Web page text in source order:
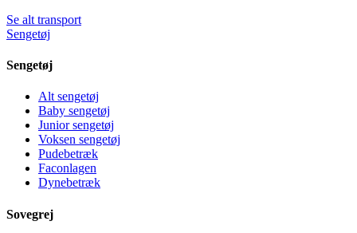
Se alt transport
Sengetøj
Sengetøj
Alt sengetøj
Baby sengetøj
Junior sengetøj
Voksen sengetøj
Pudebetræk
Faconlagen
Dynebetræk
Sovegrej